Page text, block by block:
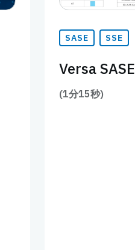
SASE SSE
Versa SASE
(1分15秒)